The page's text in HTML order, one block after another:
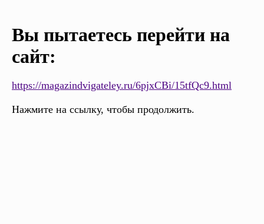
Вы пытаетесь перейти на
сайт:
https://magazindvigateley.ru/6pjxCBi/15tfQc9.html
Нажмите на ссылку, чтобы продолжить.